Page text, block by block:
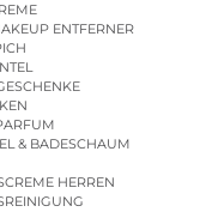
ENTFERNER
& BADESCHAUM
HERREN